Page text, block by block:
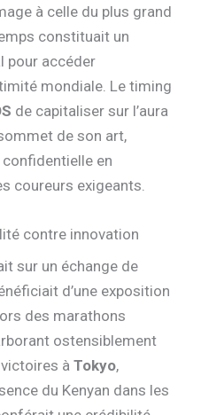
à celle du plus grand
constituait un
pour accéder
mondiale. Le timing
de capitaliser sur l’aura
de son art,
en
coureurs exigeants.
contre innovation
sur un échange de
d’une exposition
des marathons
ostensiblement
àTokyo,
du Kenyan dans les